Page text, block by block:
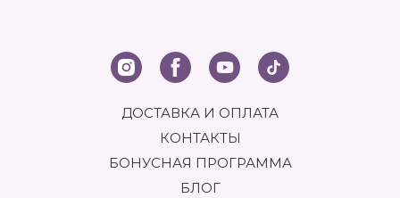
ДОСТАВКА И ОПЛАТА
КОНТАКТЫ
БОНУСНАЯ ПРОГРАММА
БЛОГ